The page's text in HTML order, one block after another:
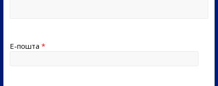
Е-пошта *